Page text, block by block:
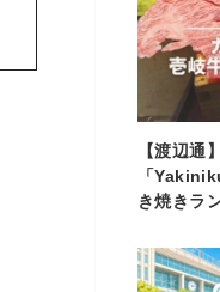
【渡辺通
「
き焼きラ